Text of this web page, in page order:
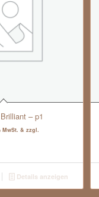
– p1
MwSt. & zzgl.
Details anzeigen